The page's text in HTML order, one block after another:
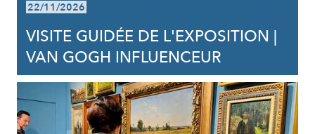
22/11/2026
VISITE GUIDÉE DE L'EXPOSITION |
VAN GOGH INFLUENCEUR